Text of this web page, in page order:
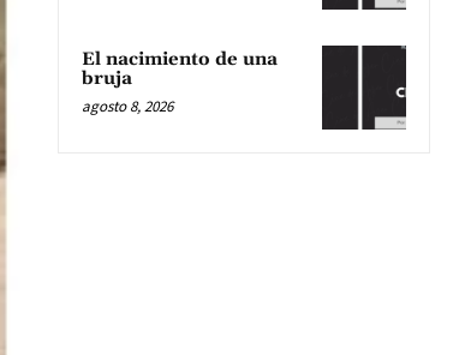
El nacimiento de una
bruja
agosto 8, 2026